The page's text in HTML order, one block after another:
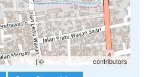
Leaflet | ©OpenStreetMap contributors